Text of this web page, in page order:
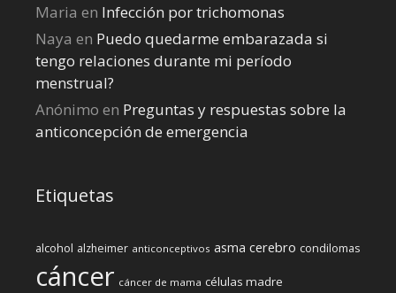
Maria en Infección por trichomonas
Naya en Puedo quedarme embarazada si
tengo relaciones durante mi perí­odo
menstrual?
Anónimo en Preguntas y respuestas sobre la
anticoncepción de emergencia
Etiquetas
alcohol alzheimer anticonceptivos asma cerebro condilomas
cáncer cáncer de mama células madre